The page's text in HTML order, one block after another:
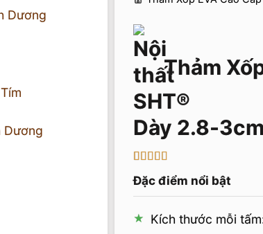
Thảm
Dày 2.8-
trên 5 dựa
trênđánh
giá
Đặc điểm nổi bật
Kích thước mỗi